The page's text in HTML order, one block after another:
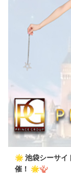
🌟 池袋シーサ
催！ 🌟🪸